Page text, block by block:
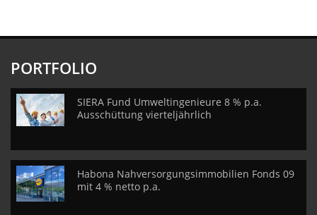
PORTFOLIO
SIERA Fund Umweltingenieure 8 % p.a.
Ausschüttung vierteljährlich
Habona Nahversorgungsimmobilien Fonds 09
mit 4 % netto p.a.